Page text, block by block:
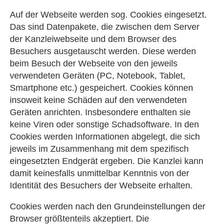
Auf der Webseite werden sog. Cookies eingesetzt.
Das sind Datenpakete, die zwischen dem Server
der Kanzleiwebseite und dem Browser des
Besuchers ausgetauscht werden. Diese werden
beim Besuch der Webseite von den jeweils
verwendeten Geräten (PC, Notebook, Tablet,
Smartphone etc.) gespeichert. Cookies können
insoweit keine Schäden auf den verwendeten
Geräten anrichten. Insbesondere enthalten sie
keine Viren oder sonstige Schadsoftware. In den
Cookies werden Informationen abgelegt, die sich
jeweils im Zusammenhang mit dem spezifisch
eingesetzten Endgerät ergeben. Die Kanzlei kann
damit keinesfalls unmittelbar Kenntnis von der
Identität des Besuchers der Webseite erhalten.
Cookies werden nach den Grundeinstellungen der
Browser größtenteils akzeptiert. Die